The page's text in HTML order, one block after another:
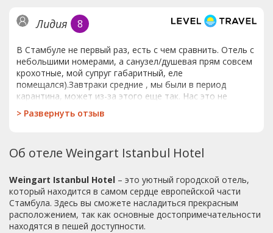
Лидия 8
В Стамбуле не первый раз, есть с чем сравнить. Отель с
небольшими номерами, а санузел/душевая прям совсем
крохотные, мой супруг габаритный, еле
помещался).Завтраки средние , мы были в период
карантина, может из-за этого еще так. Нас это не
напрягало. Так как выходишь из отеля и куча разных,
"вкусных"кафешек. Отель расположен в очень удобном
главное , лично для нас, отель находится не на
попадется этот отель в нашу поездку, вернемся в него).
> Развернуть отзыв
Об отеле Weingart Istanbul Hotel
Weingart Istanbul Hotel – это уютный городской отель,
который находится в самом сердце европейской части
Стамбула. Здесь вы сможете насладиться прекрасным
расположением, так как основные достопримечательности
находятся в пешей доступности.